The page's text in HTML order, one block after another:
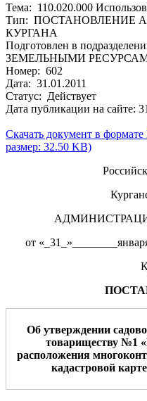
Тема: 110.020.000
Тип: ПОСТАНОВЛЕНИЕ
КУРГАНА
Подготовлен в
ЗЕМЕЛЬНЫМИ
Номер: 602
Дата: 31.01.2011
Статус: Действует
Дата публикации на сайте:
Скачать документ в
размер: 32.50 KB)
от
Об утверждении
товариществу №1
расположения
кадастровой